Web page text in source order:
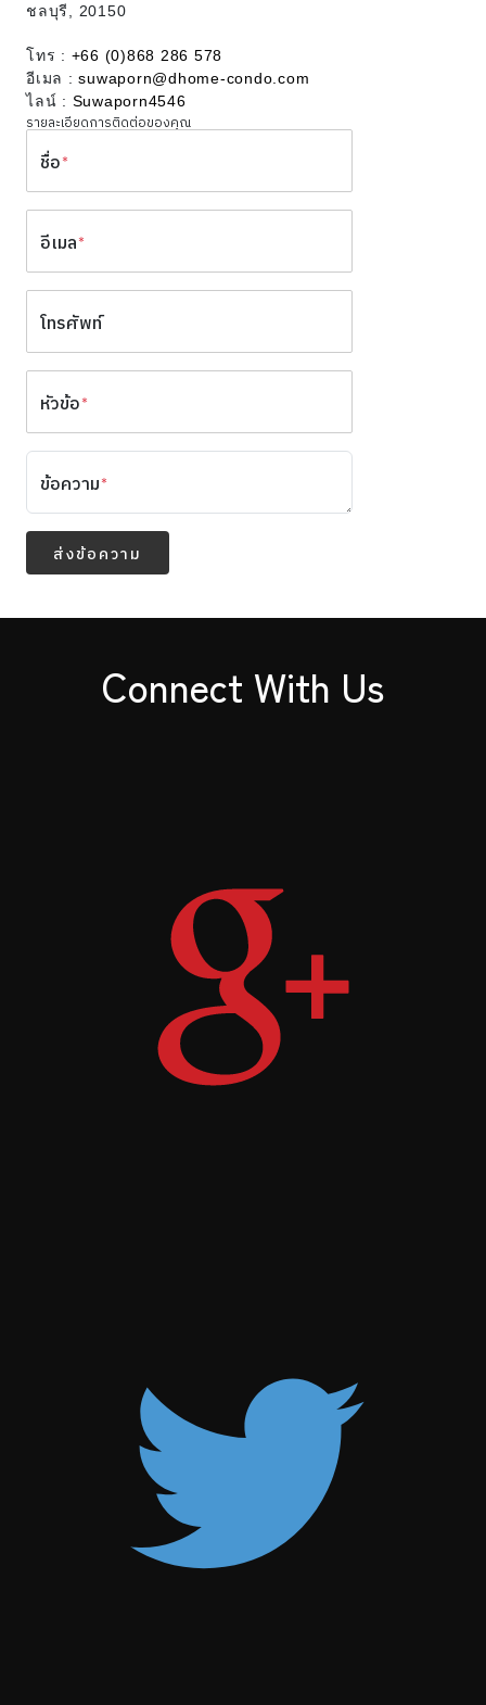
ชลบุรี, 20150
โทร : +66 (0)868 286 578
อีเมล :suwaporn@dhome-condo.com
ไลน์ : Suwaporn4546
รายละเอียดการติดต่อของคุณ
ชื่อ*
อีเมล*
โทรศัพท์
หัวข้อ*
ข้อความ*
ส่งข้อความ
Connect With Us